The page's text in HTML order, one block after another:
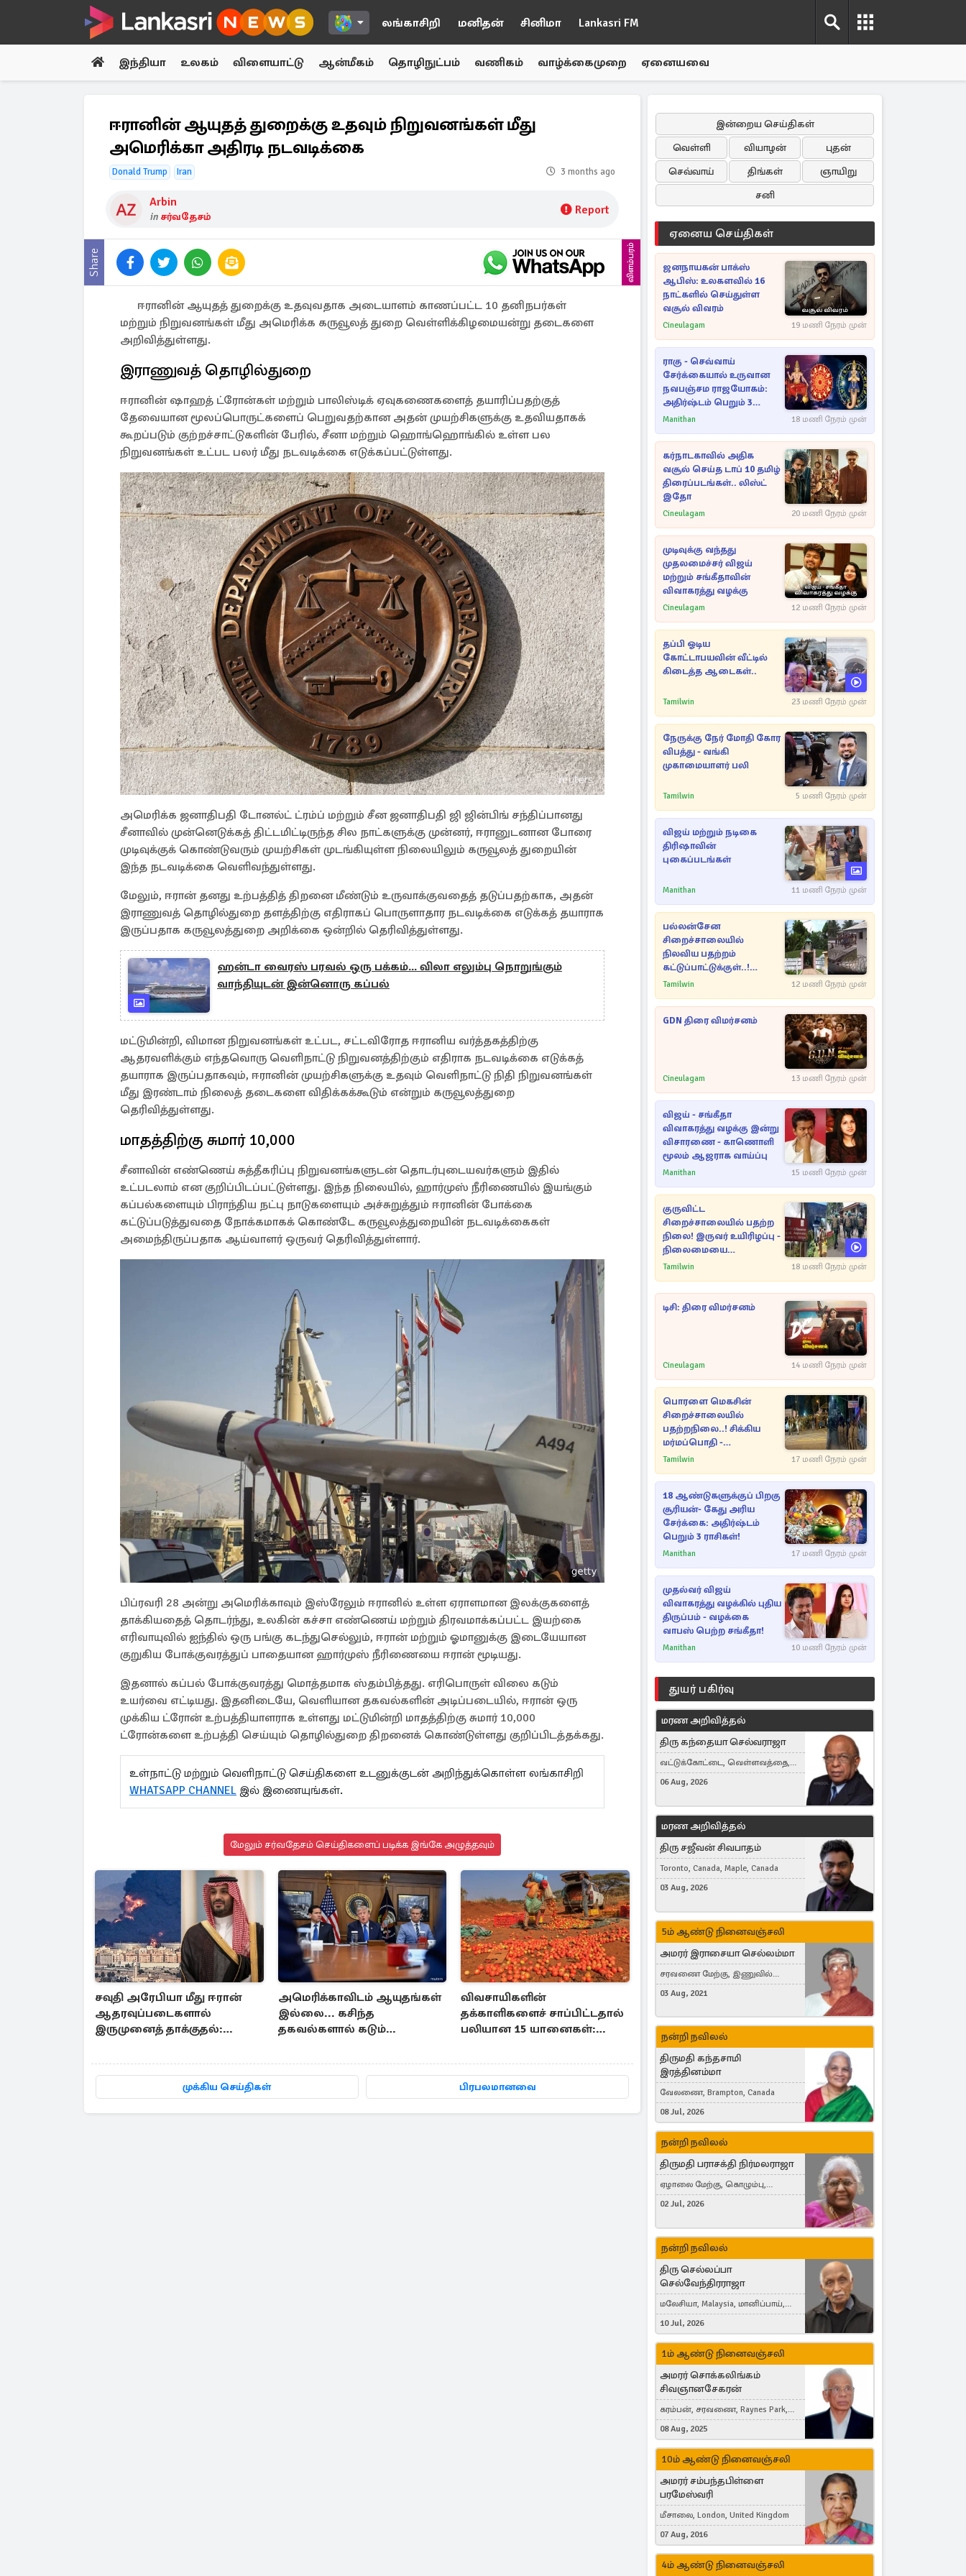
லங்காசிறி மனிதன் சினிமா Lankasri FM
இந்தியா உலகம் விளையாட்டு ஆன்மீகம் தொழிநுட்பம் வணிகம் வாழ்க்கைமுறை ஏனையவை
ஈரானின் ஆயுதத் துறைக்கு உதவும் நிறுவனங்கள் மீது
அமெரிக்கா அதிரடி நடவடிக்கை
Donald Trump Iran 3 months ago
Arbin
in சர்வதேசம் Report
Share விளம்பரம்
ஈரானின் ஆயுதத் துறைக்கு உதவுவதாக அடையாளம் காணப்பட்ட 10 தனிநபர்கள்
மற்றும் நிறுவனங்கள் மீது அமெரிக்க கருவூலத் துறை வெள்ளிக்கிழமையன்று தடைகளை
அறிவித்துள்ளது.
இராணுவத் தொழில்துறை
ஈரானின் ஷாஹத் ட்ரோன்கள் மற்றும் பாலிஸ்டிக் ஏவுகணைகளைத் தயாரிப்பதற்குத்
தேவையான மூலப்பொருட்களைப் பெறுவதற்கான அதன் முயற்சிகளுக்கு உதவியதாகக்
கூறப்படும் குற்றச்சாட்டுகளின் பேரில், சீனா மற்றும் ஹொங்ஹொங்கில் உள்ள பல
நிறுவனங்கள் உட்பட பலர் மீது நடவடிக்கை எடுக்கப்பட்டுள்ளது.
அமெரிக்க ஜனாதிபதி டோனல்ட் ட்ரம்ப் மற்றும் சீன ஜனாதிபதி ஜி ஜின்பிங் சந்திப்பானது
சீனாவில் முன்னெடுக்கத் திட்டமிட்டிருந்த சில நாட்களுக்கு முன்னர், ஈரானுடனான போரை
முடிவுக்குக் கொண்டுவரும் முயற்சிகள் முடங்கியுள்ள நிலையிலும் கருவூலத் துறையின்
இந்த நடவடிக்கை வெளிவந்துள்ளது.
மேலும், ஈரான் தனது உற்பத்தித் திறனை மீண்டும் உருவாக்குவதைத் தடுப்பதற்காக, அதன்
இராணுவத் தொழில்துறை தளத்திற்கு எதிராகப் பொருளாதார நடவடிக்கை எடுக்கத் தயாராக
இருப்பதாக கருவூலத்துறை அறிக்கை ஒன்றில் தெரிவித்துள்ளது.
ஹன்டா வைரஸ் பரவல் ஒரு பக்கம்... விலா எலும்பு நொறுங்கும்
வாந்தியுடன் இன்னொரு கப்பல்
மட்டுமின்றி, விமான நிறுவனங்கள் உட்பட, சட்டவிரோத ஈரானிய வர்த்தகத்திற்கு
ஆதரவளிக்கும் எந்தவொரு வெளிநாட்டு நிறுவனத்திற்கும் எதிராக நடவடிக்கை எடுக்கத்
தயாராக இருப்பதாகவும், ஈரானின் முயற்சிகளுக்கு உதவும் வெளிநாட்டு நிதி நிறுவனங்கள்
மீது இரண்டாம் நிலைத் தடைகளை விதிக்கக்கூடும் என்றும் கருவூலத்துறை
தெரிவித்துள்ளது.
மாதத்திற்கு சுமார் 10,000
சீனாவின் எண்ணெய் சுத்தீகரிப்பு நிறுவனங்களுடன் தொடர்புடையவர்களும் இதில்
உட்படலாம் என குறிப்பிடப்பட்டுள்ளது. இந்த நிலையில், ஹார்முஸ் நீரிணையில் இயங்கும்
கப்பல்களையும் பிராந்திய நட்பு நாடுகளையும் அச்சுறுத்தும் ஈரானின் போக்கை
கட்டுப்படுத்துவதை நோக்கமாகக் கொண்டே கருவூலத்துறையின் நடவடிக்கைகள்
அமைந்திருப்பதாக ஆய்வாளர் ஒருவர் தெரிவித்துள்ளார்.
பிப்ரவரி 28 அன்று அமெரிக்காவும் இஸ்ரேலும் ஈரானில் உள்ள ஏராளமான இலக்குகளைத்
தாக்கியதைத் தொடர்ந்து, உலகின் கச்சா எண்ணெய் மற்றும் திரவமாக்கப்பட்ட இயற்கை
எரிவாயுவில் ஐந்தில் ஒரு பங்கு கடந்துசெல்லும், ஈரான் மற்றும் ஓமானுக்கு இடையேயான
குறுகிய போக்குவரத்துப் பாதையான ஹார்முஸ் நீரிணையை ஈரான் மூடியது.
இதனால் கப்பல் போக்குவரத்து மொத்தமாக ஸ்தம்பித்தது. எரிபொருள் விலை கடும்
உயர்வை எட்டியது. இதனிடையே, வெளியான தகவல்களின் அடிப்படையில், ஈரான் ஒரு
முக்கிய ட்ரோன் உற்பத்தியாளராக உள்ளது மட்டுமின்றி மாதத்திற்கு சுமார் 10,000
ட்ரோன்களை உற்பத்தி செய்யும் தொழில்துறை திறனைக் கொண்டுள்ளது குறிப்பிடத்தக்கது.
உள்நாட்டு மற்றும் வெளிநாட்டு செய்திகளை உடனுக்குடன் அறிந்துக்கொள்ள லங்காசிறி
WHATSAPP CHANNEL இல் இணையுங்கள்.
மேலும் சர்வதேசம் செய்திகளைப் படிக்க இங்கே அழுத்தவும்
சவுதி அரேபியா மீது ஈரான்
ஆதரவுப்படைகளால்
இருமுனைத் தாக்குதல்:
அமெரிக்காவிடம் ஆயுதங்கள்
இல்லை... கசிந்த
தகவல்களால் கடும்
விவசாயிகளின்
தக்காளிகளைச் சாப்பிட்டதால்
பலியான 15 யானைகள்:
முக்கிய செய்திகள் பிரபலமானவை
இன்றைய செய்திகள்
வெள்ளி
வியாழன்
புதன்
செவ்வாய்
திங்கள்
ஞாயிறு
சனி
ஏனைய செய்திகள்
ஜனநாயகன் பாக்ஸ்
ஆபிஸ்: உலகளவில் 16
நாட்களில் செய்துள்ள
வசூல் விவரம்
Cineulagam 19 மணி நேரம் முன்
ராகு - செவ்வாய்
சேர்க்கையால் உருவான
நவபஞ்சம ராஜயோகம்:
அதிர்ஷ்டம் பெறும் 3
ராசிகள்!
Manithan 18 மணி நேரம் முன்
கர்நாடகாவில் அதிக
வசூல் செய்த டாப் 10 தமிழ்
திரைப்படங்கள்.. லிஸ்ட்
இதோ
Cineulagam 20 மணி நேரம் முன்
முடிவுக்கு வந்தது
முதலமைச்சர் விஜய்
மற்றும் சங்கீதாவின்
விவாகரத்து வழக்கு
Cineulagam 12 மணி நேரம் முன்
தப்பி ஓடிய
கோட்டாபயவின் வீட்டில்
கிடைத்த ஆடைகள்..
Tamilwin 23 மணி நேரம் முன்
நேருக்கு நேர் மோதி கோர
விபத்து - வங்கி
முகாமையாளர் பலி
Tamilwin 5 மணி நேரம் முன்
விஜய் மற்றும் நடிகை
திரிஷாவின்
புகைப்படங்கள்
Manithan 11 மணி நேரம் முன்
பல்லன்சேன
சிறைச்சாலையில்
நிலவிய பதற்றம்
கட்டுப்பாட்டுக்குள்..!
அதிரடியாக களமிறங்கிய
Tamilwin 12 மணி நேரம் முன்
GDN திரை விமர்சனம்
Cineulagam 13 மணி நேரம் முன்
விஜய் - சங்கீதா
விவாகரத்து வழக்கு இன்று
விசாரணை - காணொளி
மூலம் ஆஜராக வாய்ப்பு
Manithan 15 மணி நேரம் முன்
குருவிட்ட
சிறைச்சாலையில் பதற்ற
நிலை! இருவர் உயிரிழப்பு -
நிலைமையை
கட்டுப்படுத்த பொலிஸார்
Tamilwin 18 மணி நேரம் முன்
டிசி: திரை விமர்சனம்
Cineulagam 14 மணி நேரம் முன்
பொரளை மெகசின்
சிறைச்சாலையில்
பதற்றநிலை..! சிக்கிய
மர்மப்பொதி -
பின்னணியில் வெளியான
Tamilwin 17 மணி நேரம் முன்
18 ஆண்டுகளுக்குப் பிறகு
சூரியன்- கேது அரிய
சேர்க்கை: அதிர்ஷ்டம்
பெறும் 3 ராசிகள்!
Manithan 17 மணி நேரம் முன்
முதல்வர் விஜய்
விவாகரத்து வழக்கில் புதிய
திருப்பம் - வழக்கை
வாபஸ் பெற்ற சங்கீதா!
Manithan 10 மணி நேரம் முன்
துயர் பகிர்வு
மரண அறிவித்தல்
திரு கந்தையா செல்வராஜா
வட்டுக்கோட்டை, வெள்ளவத்தை,
Toronto, Canada
06 Aug, 2026
மரண அறிவித்தல்
திரு சஜீவன் சிவபாதம்
Toronto, Canada, Maple, Canada
03 Aug, 2026
5ம் ஆண்டு நினைவஞ்சலி
அமரர் இராசையா செல்லம்மா
சரவணை மேற்கு, இணுவில்
கிழக்கு
03 Aug, 2021
நன்றி நவிலல்
திருமதி கந்தசாமி
இரத்தினம்மா
வேலணை, Brampton, Canada
08 Jul, 2026
நன்றி நவிலல்
திருமதி பராசக்தி நிர்மலராஜா
ஏழாலை மேற்கு, கொழும்பு,
தங்காலை, London, United Kingdom
02 Jul, 2026
நன்றி நவிலல்
திரு செல்லப்பா
செல்வேந்திரராஜா
மலேசியா, Malaysia, மானிப்பாய்,
Duisburg, Germany, London, United
Kingdom
10 Jul, 2026
1ம் ஆண்டு நினைவஞ்சலி
அமரர் சொக்கலிங்கம்
சிவஞானசேகரன்
கரம்பன், சரவணை, Raynes Park,
London, United Kingdom
08 Aug, 2025
10ம் ஆண்டு நினைவஞ்சலி
அமரர் சம்பந்தபிள்ளை
பரமேஸ்வரி
மீசாலை, London, United Kingdom
07 Aug, 2016
4ம் ஆண்டு நினைவஞ்சலி